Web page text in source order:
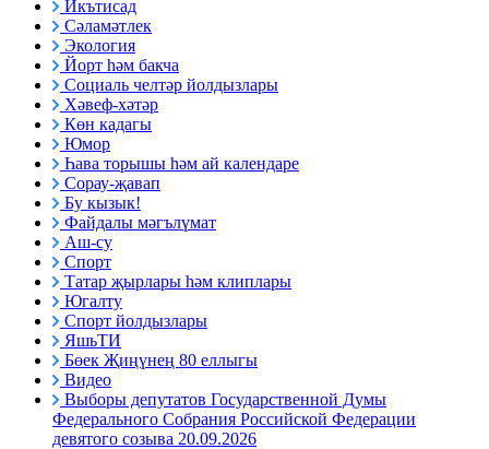
Икътисад
Сәламәтлек
Экология
Йорт һәм бакча
Социаль челтәр йолдызлары
Хәвеф-хәтәр
Көн кадагы
Юмор
Һава торышы һәм ай календаре
Сорау-җавап
Бу кызык!
Файдалы мәгълүмат
Аш-су
Спорт
Татар җырлары һәм клиплары
Югалту
Спорт йолдызлары
ЯшьТИ
Бөек Җиңүнең 80 еллыгы
Видео
Выборы депутатов Государственной Думы
Федерального Собрания Российской Федерации
девятого созыва 20.09.2026